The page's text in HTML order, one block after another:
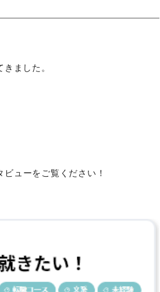
ました。
ューをご覧ください！